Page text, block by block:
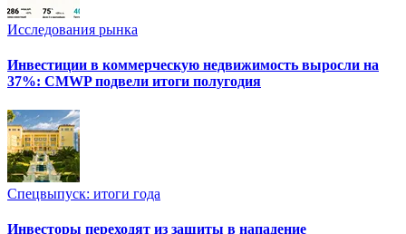
Исследования рынка
Инвестиции в коммерческую недвижимость выросли на
37%: CMWP подвели итоги полугодия
Спецвыпуск: итоги года
Инвесторы переходят из защиты в нападение